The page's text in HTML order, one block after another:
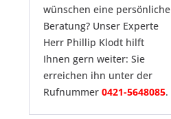
wünschen eine persönliche
Beratung? Unser Experte
Herr Phillip Klodt hilft
Ihnen gern weiter: Sie
erreichen ihn unter der
Rufnummer 0421-5648085.